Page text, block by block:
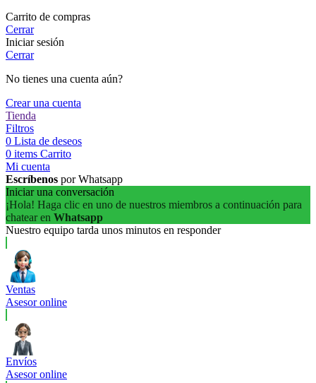
Carrito de compras
Cerrar
Iniciar sesión
Cerrar
No tienes una cuenta aún?
Crear una cuenta
Tienda
Filtros
0 Lista de deseos
0 items Carrito
Mi cuenta
Escríbenos por Whatsapp
Iniciar una conversación
¡Hola! Haga clic en uno de nuestros miembros a continuación para
chatear en Whatsapp
Nuestro equipo tarda unos minutos en responder
Ventas
Asesor online
Envíos
Asesor online